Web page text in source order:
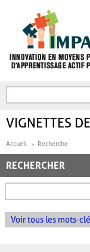
FORMULAIRE DE
VIGNETTES
Accueil Recherche
RECHERCHER
Voir tous les mots-